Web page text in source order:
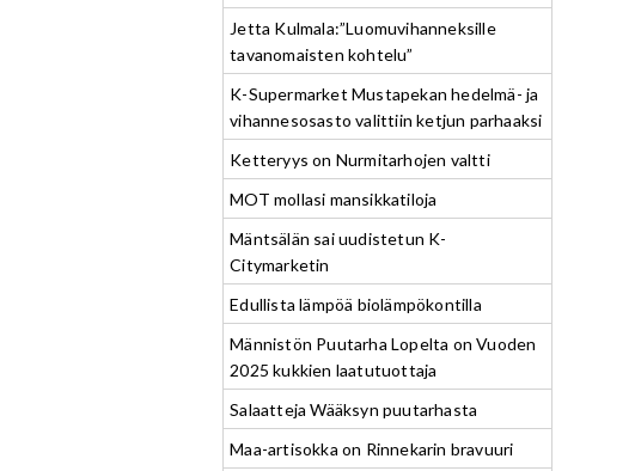
Jetta Kulmala:”Luomuvihanneksille
tavanomaisten kohtelu”
K-Supermarket Mustapekan hedelmä- ja
vihannesosasto valittiin ketjun parhaaksi
Ketteryys on Nurmitarhojen valtti
MOT mollasi mansikkatiloja
Mäntsälän sai uudistetun K-
Citymarketin
Edullista lämpöä biolämpökontilla
Männistön Puutarha Lopelta on Vuoden
2025 kukkien laatutuottaja
Salaatteja Wääksyn puutarhasta
Maa-artisokka on Rinnekarin bravuuri